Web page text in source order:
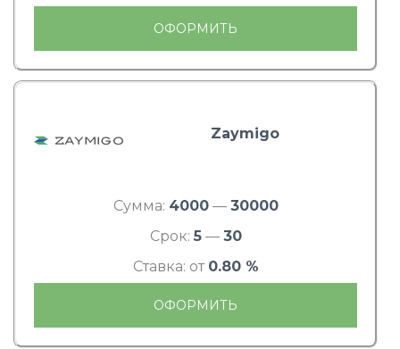
ОФОРМИТЬ
Zaymigo
Сумма: 4000— 30000
Срок: 5— 30
Ставка: от 0.80 %
ОФОРМИТЬ